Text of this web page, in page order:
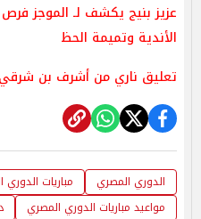
عزيز بنيج يكشف لـ الموجز
الأندية وتميمة الحظ
تعليق ناري من أشرف بن
الدوري المصري
مباريات
مواعيد مباريات الدوري المصري